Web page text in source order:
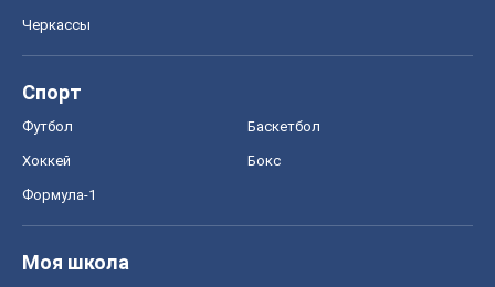
Черкассы
Спорт
Футбол Баскетбол
Хоккей Бокс
Формула-1
Моя школа